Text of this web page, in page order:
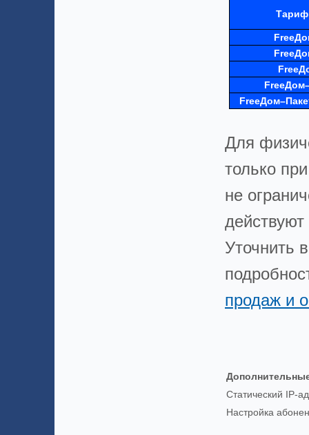
Free
Free
Free
Free
Free
Для
только
не
Уточнить
продаж и
Статический IP-
Настройка